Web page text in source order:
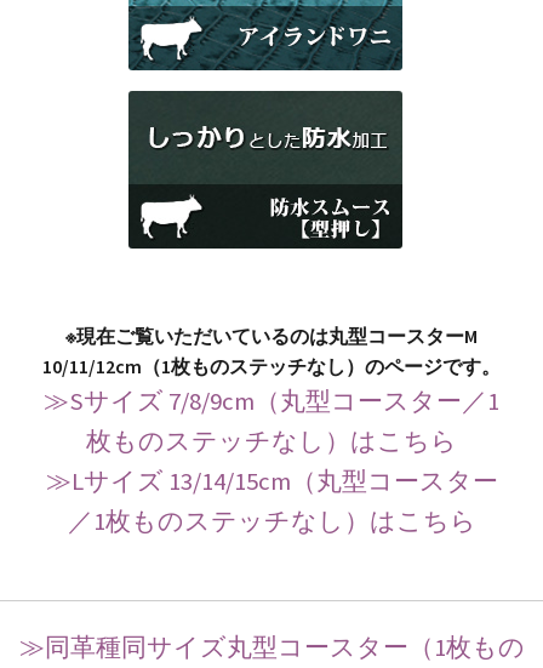
※現在ご覧いただいているのは丸型コースターM
10/11/12cm（1枚ものステッチなし）のページです。
≫Sサイズ 7/8/9cm（丸型コースター／1
枚ものステッチなし）はこちら
≫Lサイズ 13/14/15cm（丸型コースター
／1枚ものステッチなし）はこちら
≫同革種同サイズ丸型コースター（1枚もの